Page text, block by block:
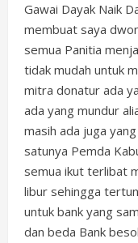
Gawai Dayak Naik
membuat saya
semua Panitia
tidak mudah untuk
mitra donatur ada
ada yang mundur
masih ada juga
satunya Pemda
semua ikut terlibat
libur sehingga
untuk bank yang
dan beda Bank